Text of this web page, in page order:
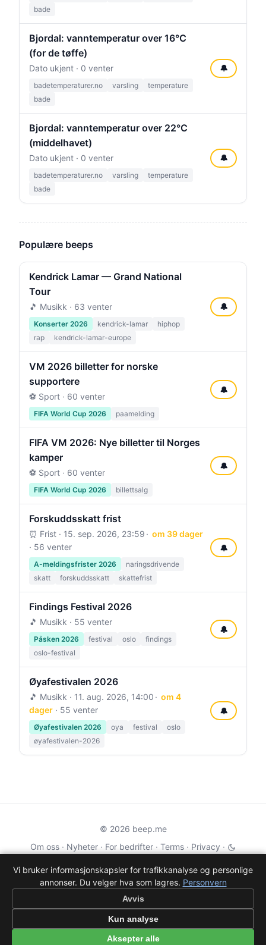
bade
Bjordal: vanntemperatur over 16°C
(for de tøffe)
Dato ukjent · 0 venter
badetemperaturer.no varsling
temperature
bade
🔔
Bjordal: vanntemperatur over 22°C
(middelhavet)
Dato ukjent · 0 venter
badetemperaturer.no varsling
temperature
bade
🔔
Populære beeps
Kendrick Lamar — Grand National
Tour
🎵 Musikk · 63 venter
Konserter 2026 kendrick-lamar
hiphop
rap
kendrick-lamar-europe
🔔
VM 2026 billetter for norske
supportere
⚽ Sport · 60 venter
FIFA World Cup 2026 paamelding
🔔
FIFA VM 2026: Nye billetter til Norges
kamper
⚽ Sport · 60 venter
FIFA World Cup 2026 billettsalg
🔔
Forskuddsskatt frist
⏰ Frist · 15. sep. 2026, 23:59
om 39 dager
· 56 venter
A-meldingsfrister 2026
naringsdrivende
skatt
forskuddsskatt skattefrist
🔔
Findings Festival 2026
🎵 Musikk · 55 venter
Påsken 2026 festival oslo
findings
oslo-festival
🔔
Øyafestivalen 2026
🎵 Musikk · 11. aug. 2026, 14:00
om 4
dager · 55 venter
Øyafestivalen 2026 oya festival
oslo
øyafestivalen-2026
🔔
© 2026 beep.me
Om oss · Nyheter · For bedrifter · Terms · Privacy ·
Wikidata OMDb
Data from TMDB, Wikidata & OMDb. Not endorsed or certified by these
services.
Part of EPAK Vibes·Contact
Personvern|beep.me — reminders gone social
Vi bruker informasjonskapsler for trafikkanalyse og personlige
annonser. Du velger hva som lagres. Personvern
Avvis
Kun analyse
Aksepter alle